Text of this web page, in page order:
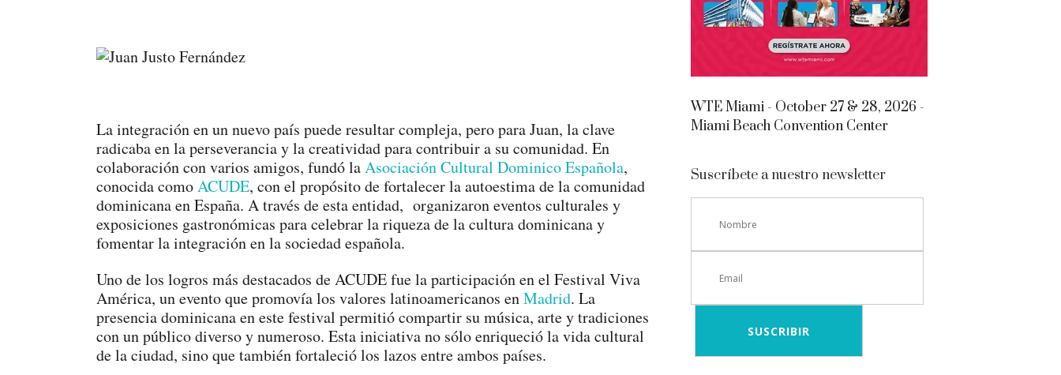
La integración en un nuevo país puede resultar compleja, pero para Juan, la clave
radicaba en la perseverancia y la creatividad para contribuir a su comunidad. En
colaboración con varios amigos, fundó laAsociación Cultural Dominico Española,
conocida comoACUDE, con el propósito de fortalecer la autoestima de la comunidad
dominicana en España. A través de esta entidad, organizaron eventos culturales y
exposiciones gastronómicas para celebrar la riqueza de la cultura dominicana y
fomentar la integración en la sociedad española.
Uno de los logros más destacados de ACUDE fue la participación en el Festival Viva
América, un evento que promovía los valores latinoamericanos enMadrid. La
presencia dominicana en este festival permitió compartir su música, arte y tradiciones
con un público diverso y numeroso. Esta iniciativa no sólo enriqueció la vida cultural
de la ciudad, sino que también fortaleció los lazos entre ambos países.
WTE Miami - October 27 & 28, 2026 -
Miami Beach Convention Center
Suscríbete a nuestro newsletter